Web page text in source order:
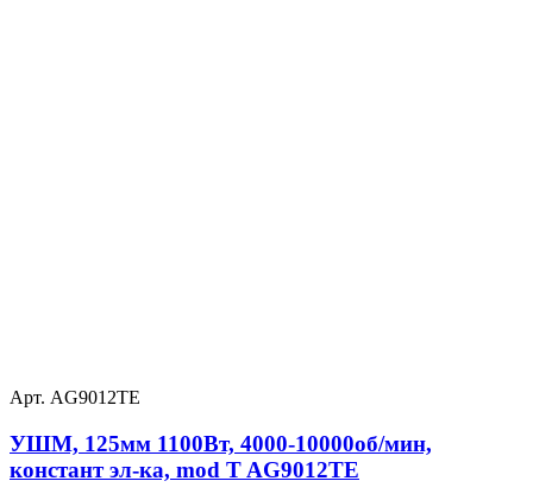
Арт. AG9012TE
УШМ, 125мм 1100Вт, 4000-10000об/мин,
констант эл-ка, mod T AG9012TE